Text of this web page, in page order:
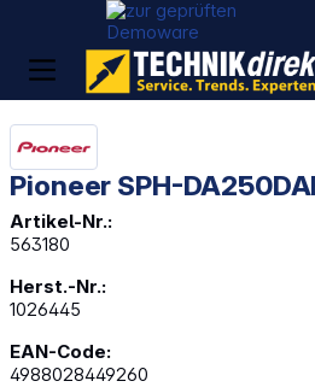
Pioneer SPH-
Artikel-Nr.:
563180
Herst.-Nr.:
1026445
EAN-Code:
4988028449260